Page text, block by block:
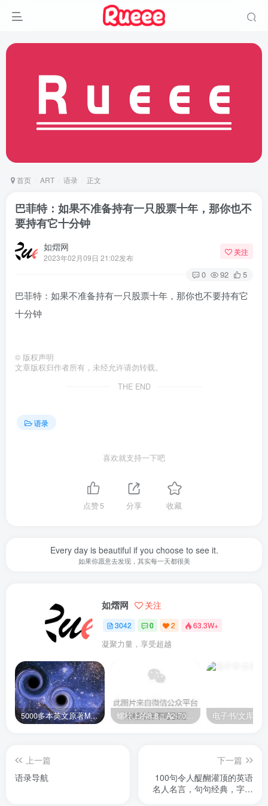
首页 ART 语录 正文
巴菲特：如果不准备持有一只股票十年，那你也不
要持有它十分钟
如熠网
2023年02月09日 21:02发布
关注
0 92 5
巴菲特：如果不准备持有一只股票十年，那你也不要持有它
十分钟
© 版权声明
文章版权归作者所有，未经允许请勿转载。
THE END
语录
喜欢就支持一下吧
点赞5 分享 收藏
Every day is beautiful if you choose to see it.
如果你愿意去发现，其实每一天都很美
如熠网 关注
3042 0 2 63.3W+
凝聚力量，享受超越
5000多本英文原著MOBI+AZW3格式电子书百度云网盘打包下载 螺栓上的8.8、A2-70是什么意思？ 电子书/文库
上一篇
语录导航
下一篇
100句令人醍醐灌顶的英语
名人名言，句句经典，字字